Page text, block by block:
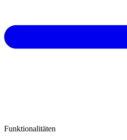
Funktionalitäten